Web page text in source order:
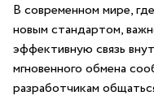
В современном‍ мире,
новым стандартом,
эффективную связь
мгновенного‍ обмена
разработчикам